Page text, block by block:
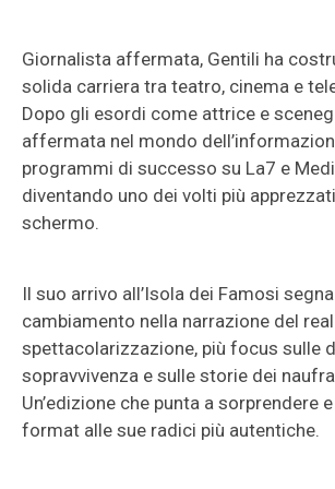
Giornalista affermata, Gentili ha
solida carriera tra teatro, cinema e
Dopo gli esordi come attrice e
affermata nel mondo
programmi di successo su La7 e
diventando uno dei volti più
schermo.
Il suo arrivo all’Isola dei Famosi
cambiamento nella narrazione del
spettacolarizzazione, più focus sulle
sopravvivenza e sulle storie dei
Un’edizione che punta a sorprendere
format alle sue radici più autentiche.